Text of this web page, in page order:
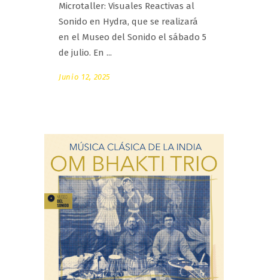
Microtaller: Visuales Reactivas al
Sonido en Hydra, que se realizará
en el Museo del Sonido el sábado 5
de julio. En
Junio 12, 2025